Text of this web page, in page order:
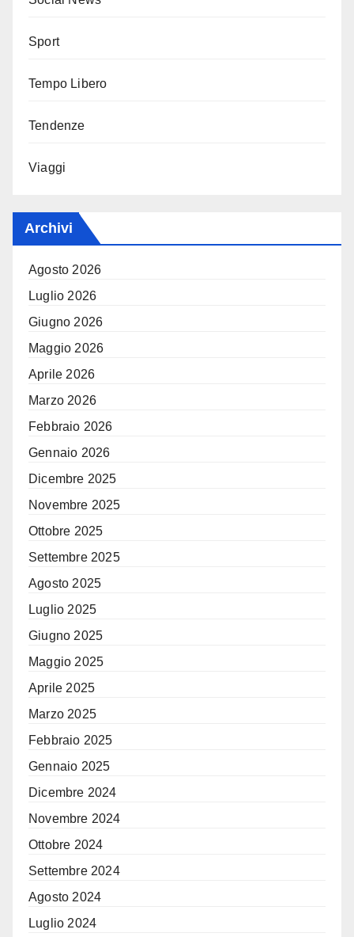
Sport
Tempo Libero
Tendenze
Viaggi
Archivi
Agosto 2026
Luglio 2026
Giugno 2026
Maggio 2026
Aprile 2026
Marzo 2026
Febbraio 2026
Gennaio 2026
Dicembre 2025
Novembre 2025
Ottobre 2025
Settembre 2025
Agosto 2025
Luglio 2025
Giugno 2025
Maggio 2025
Aprile 2025
Marzo 2025
Febbraio 2025
Gennaio 2025
Dicembre 2024
Novembre 2024
Ottobre 2024
Settembre 2024
Agosto 2024
Luglio 2024